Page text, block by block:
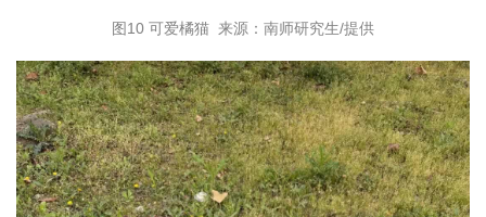
图10 可爱橘猫 来源：南师研究生/提供